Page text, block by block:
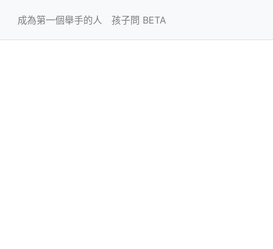
成為第一個舉手的人 孩子問 BETA